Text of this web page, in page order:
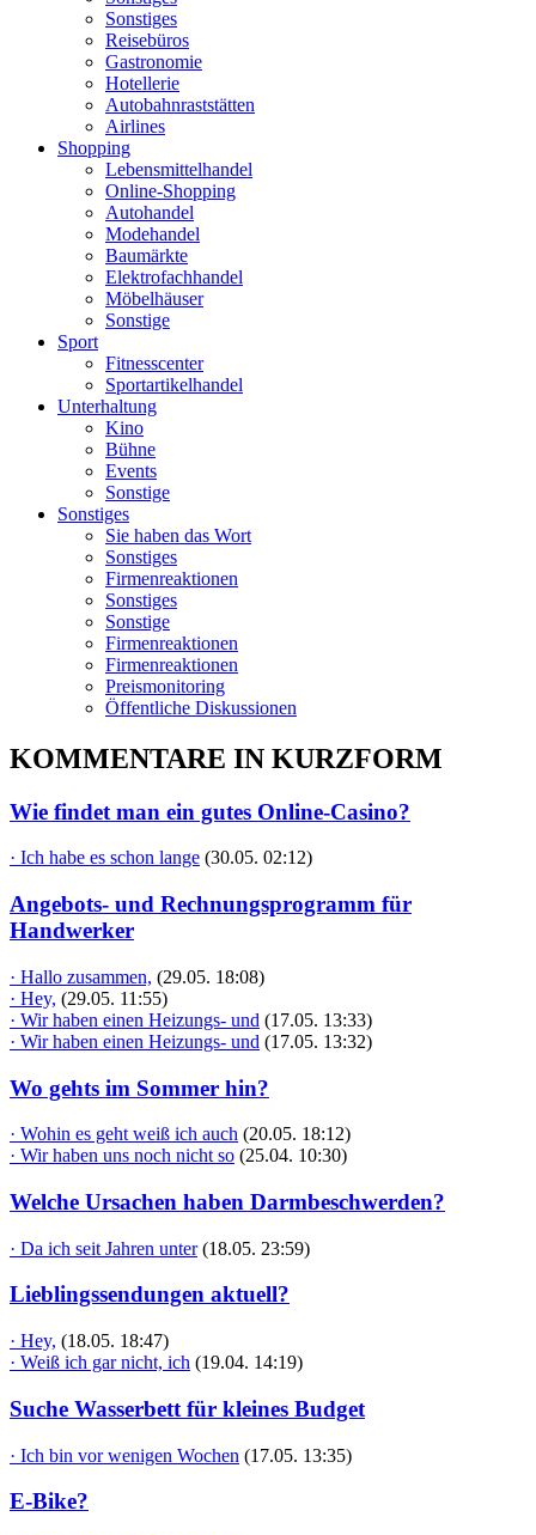
Sonstiges
Reisebüros
Gastronomie
Hotellerie
Autobahnraststätten
Airlines
Shopping
Lebensmittelhandel
Online-Shopping
Autohandel
Modehandel
Baumärkte
Elektrofachhandel
Möbelhäuser
Sonstige
Sport
Fitnesscenter
Sportartikelhandel
Unterhaltung
Kino
Bühne
Events
Sonstige
Sonstiges
Sie haben das Wort
Sonstiges
Firmenreaktionen
Sonstiges
Sonstige
Firmenreaktionen
Firmenreaktionen
Preismonitoring
Öffentliche Diskussionen
KOMMENTARE IN KURZFORM
Wie findet man ein gutes Online-Casino?
· Ich habe es schon lange (30.05. 02:12)
Angebots- und Rechnungsprogramm für
Handwerker
· Hallo zusammen, (29.05. 18:08)
· Hey, (29.05. 11:55)
· Wir haben einen Heizungs- und (17.05. 13:33)
· Wir haben einen Heizungs- und (17.05. 13:32)
Wo gehts im Sommer hin?
· Wohin es geht weiß ich auch (20.05. 18:12)
· Wir haben uns noch nicht so (25.04. 10:30)
Welche Ursachen haben Darmbeschwerden?
· Da ich seit Jahren unter (18.05. 23:59)
Lieblingssendungen aktuell?
· Hey, (18.05. 18:47)
· Weiß ich gar nicht, ich (19.04. 14:19)
Suche Wasserbett für kleines Budget
· Ich bin vor wenigen Wochen (17.05. 13:35)
E-Bike?